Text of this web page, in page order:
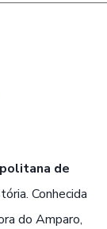
de
Conhecida
do Amparo,